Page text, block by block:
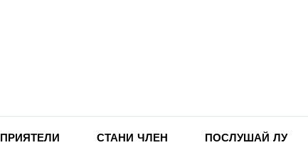
ПРИЯТЕЛИ СТАНИ ЧЛЕН ПОСЛУШАЙ ЛУ